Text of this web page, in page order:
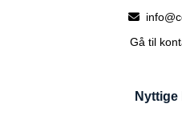
Gå til
Nyttige